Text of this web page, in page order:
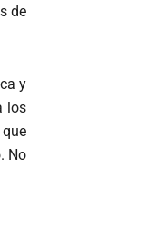
de
y
los
No